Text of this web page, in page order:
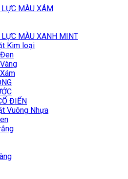
MÀU XÁM
LỰC MÀU XANH MINT
Kim loại
ĐIỂN
Vuông Nhựa